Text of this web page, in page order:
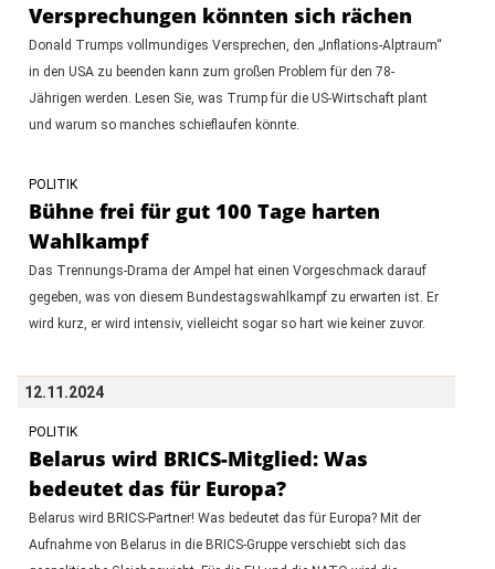
Versprechungen könnten sich rächen
Donald Trumps vollmundiges Versprechen, den „Inflations-Alptraum“
in den USA zu beenden kann zum großen Problem für den 78-
Jährigen werden. Lesen Sie, was Trump für die US-Wirtschaft plant
und warum so manches schieflaufen könnte.
POLITIK
Bühne frei für gut 100 Tage harten
Wahlkampf
Das Trennungs-Drama der Ampel hat einen Vorgeschmack darauf
gegeben, was von diesem Bundestagswahlkampf zu erwarten ist. Er
wird kurz, er wird intensiv, vielleicht sogar so hart wie keiner zuvor.
12.11.2024
POLITIK
Belarus wird BRICS-Mitglied: Was
bedeutet das für Europa?
Belarus wird BRICS-Partner! Was bedeutet das für Europa? Mit der
Aufnahme von Belarus in die BRICS-Gruppe verschiebt sich das